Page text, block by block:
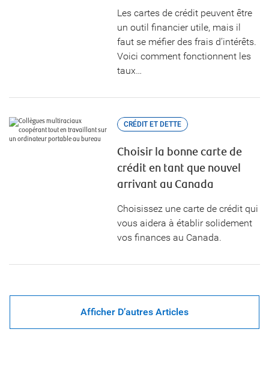
Les cartes de crédit peuvent être
un outil financier utile, mais il
faut se méfier des frais d’intérêts.
Voici comment fonctionnent les
taux…
CRÉDIT ET DETTE
Choisir la bonne carte de
crédit en tant que nouvel
arrivant au Canada
Choisissez une carte de crédit qui
vous aidera à établir solidement
vos finances au Canada.
Afficher D’autres Articles